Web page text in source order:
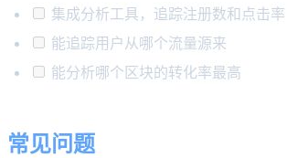
集成分析工具，追踪注册数和点击率
能追踪用户从哪个流量源来
能分析哪个区块的转化率最高
常见问题